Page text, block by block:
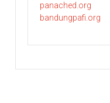
panached.org
bandungpafi.org